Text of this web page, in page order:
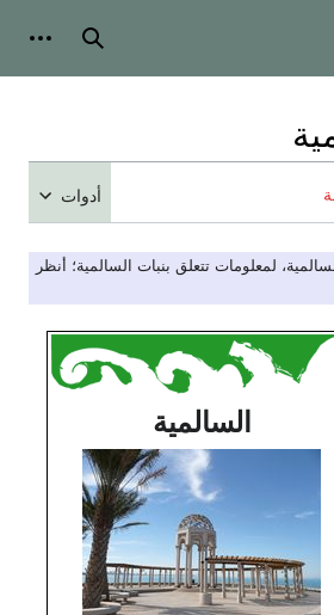
بحث
أدوات
لمعلومات تتعلق بنبات السالمية؛ أنظر
السالمية